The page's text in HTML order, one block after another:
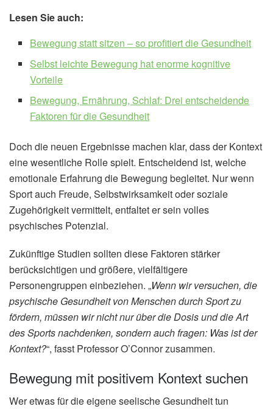
Lesen Sie auch:
Bewegung statt sitzen – so profitiert die Gesundheit
Selbst leichte Bewegung hat enorme kognitive
Vorteile
Bewegung, Ernährung, Schlaf: Drei entscheidende
Faktoren für die Gesundheit
Doch die neuen Ergebnisse machen klar, dass der Kontext
eine wesentliche Rolle spielt. Entscheidend ist, welche
emotionale Erfahrung die Bewegung begleitet. Nur wenn
Sport auch Freude, Selbstwirksamkeit oder soziale
Zugehörigkeit vermittelt, entfaltet er sein volles
psychisches Potenzial.
Zukünftige Studien sollten diese Faktoren stärker
berücksichtigen und größere, vielfältigere
Personengruppen einbeziehen. „Wenn wir versuchen, die
psychische Gesundheit von Menschen durch Sport zu
fördern, müssen wir nicht nur über die Dosis und die Art
des Sports nachdenken, sondern auch fragen: Was ist der
Kontext?“, fasst Professor O’Connor zusammen.
Bewegung mit positivem Kontext suchen
Wer etwas für die eigene seelische Gesundheit tun